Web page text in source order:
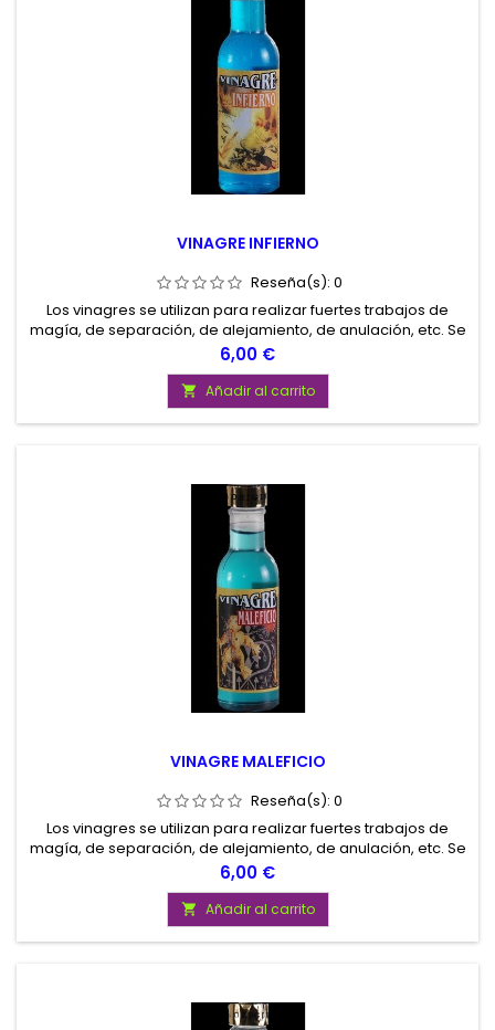
VINAGRE INFIERNO
Reseña(s): 0
Los vinagres se utilizan para realizar fuertes trabajos de
magía, de separación, de alejamiento, de anulación, etc. Se
utilizan untándolos en velas, lavando suelos, etc.
Precio
6,00 €
 Añadir al carrito
VINAGRE MALEFICIO
Reseña(s): 0
Los vinagres se utilizan para realizar fuertes trabajos de
magía, de separación, de alejamiento, de anulación, etc. Se
utilizan untándolos en velas, lavando suelos, etc.
Precio
6,00 €
 Añadir al carrito